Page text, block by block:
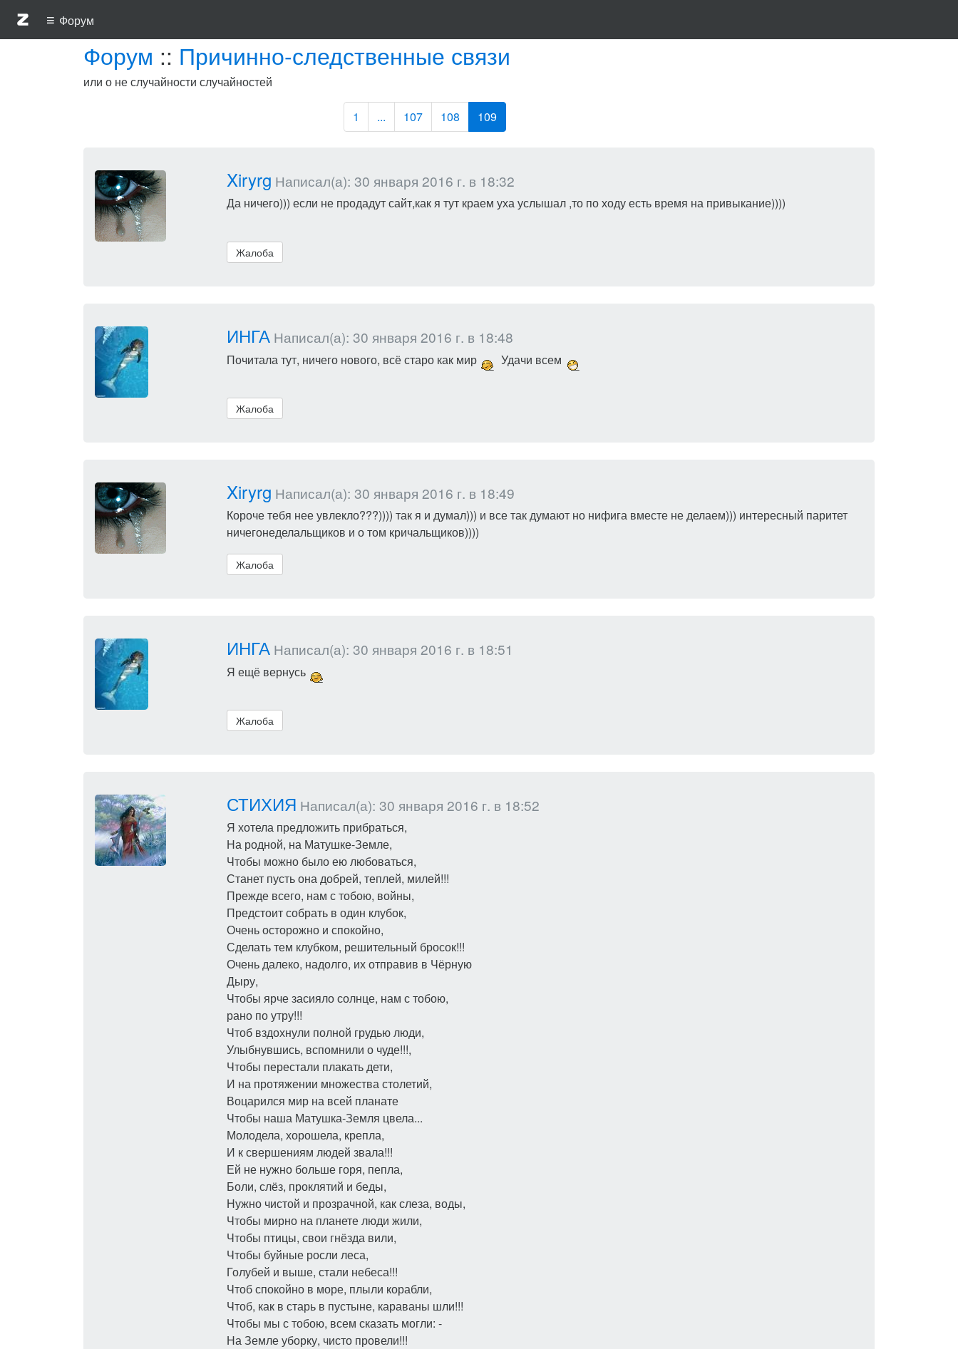
≡ Форум
Форум :: Причинно-следственные связи
или о не случайности случайностей
1 ... 107 108 109
Xiryrg Написал(а): 30 января 2016 г. в 18:32
Да ничего))) если не продадут сайт,как я тут краем уха услышал ,то по ходу есть время на привыкание))))
Жалоба
ИНГАНаписал(а): 30 января 2016 г. в 18:48
Почитала тут, ничего нового, всё старо как мир Удачи всем
Жалоба
Xiryrg Написал(а): 30 января 2016 г. в 18:49
Короче тебя нее увлекло???)))) так я и думал))) и все так думают но нифига вместе не делаем))) интересный паритет
ничегонеделальщиков и о том кричальщиков))))
Жалоба
ИНГАНаписал(а): 30 января 2016 г. в 18:51
Я ещё вернусь
Жалоба
СТИХИЯ Написал(а): 30 января 2016 г. в 18:52
Я хотела предложить прибраться,
На родной, на Матушке-Земле,
Чтобы можно было ею любоваться,
Станет пусть она добрей, теплей, милей!!!
Прежде всего, нам с тобою, войны,
Предстоит собрать в один клубок,
Очень осторожно и спокойно,
Сделать тем клубком, решительный бросок!!!
Очень далеко, надолго, их отправив в Чёрную
Дыру,
Чтобы ярче засияло солнце, нам с тобою,
рано по утру!!!
Чтоб вздохнули полной грудью люди,
Улыбнувшись, вспомнили о чуде!!!,
Чтобы перестали плакать дети,
И на протяжении множества столетий,
​Воцарился ​мир на всей планате
Чтобы наша Матушка-Земля цвела...
Молодела, хорошела, крепла,
И к свершениям людей звала!!!
Ей не нужно больше горя, пепла,
Боли, слёз, проклятий и беды,
Нужно чистой и прозрачной, как слеза, воды,
Чтобы мирно на планете люди жили,
Чтобы птицы, свои гнёзда вили,
Чтобы буйные росли леса,
Голубей и выше, стали небеса!!!
Чтоб спокойно в море, плыли корабли,
Чтоб, как в старь в пустыне, караваны шли!!!
Чтобы мы с тобою, всем сказать могли: -
На Земле уборку, чисто провели!!!